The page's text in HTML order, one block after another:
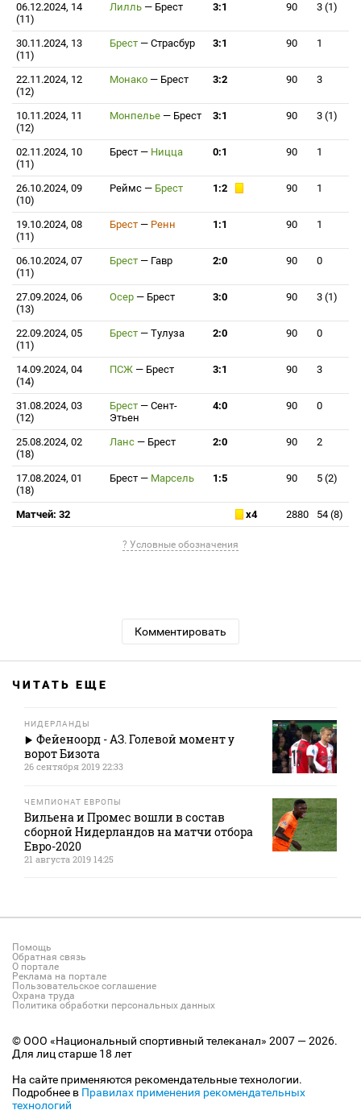
06.12.2024, 14
(11)
Лилль — Брест 3:1 90 3 (1)
30.11.2024, 13
(11)
Брест — Страсбур 3:1 90 1
22.11.2024, 12
(12)
Монако — Брест 3:2 90 3
10.11.2024, 11
(12)
Монпелье — Брест 3:1 90 3 (1)
02.11.2024, 10
(11)
Брест — Ницца 0:1 90 1
26.10.2024, 09
(10)
Реймс — Брест 1:2 90 1
19.10.2024, 08
(11)
Брест — Ренн 1:1 90 1
06.10.2024, 07
(11)
Брест — Гавр 2:0 90 0
27.09.2024, 06
(13)
Осер — Брест 3:0 90 3 (1)
22.09.2024, 05
(11)
Брест — Тулуза 2:0 90 0
14.09.2024, 04
(14)
ПСЖ — Брест 3:1 90 3
31.08.2024, 03
(12)
Брест — Сент-
Этьен
4:0 90 0
25.08.2024, 02
(18)
Ланс — Брест 2:0 90 2
17.08.2024, 01
(18)
Брест — Марсель 1:5 90 5 (2)
Матчей: 32 x4 2880 54 (8)
? Условные обозначения
Комментировать
ЧИТАТЬ ЕЩЕ
НИДЕРЛАНДЫ
Фейеноорд - АЗ. Голевой момент у
ворот Бизота
26 сентября 2019 22:33
ЧЕМПИОНАТ ЕВРОПЫ
Вильена и Промес вошли в состав
сборной Нидерландов на матчи отбора
Евро-2020
21 августа 2019 14:25
Помощь
Обратная связь
О портале
Реклама на портале
Пользовательское соглашение
Охрана труда
Политика обработки персональных данных
© ООО «Национальный спортивный телеканал» 2007 — 2026.
Для лиц старше 18 лет
На сайте применяются рекомендательные технологии.
Подробнее в Правилах применения рекомендательных
технологий